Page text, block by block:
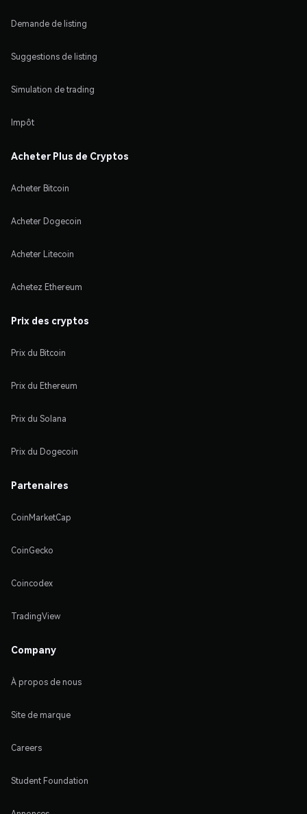
Demande de listing
Suggestions de listing
Simulation de trading
Impôt
Acheter Plus de Cryptos
Acheter Bitcoin
Acheter Dogecoin
Acheter Litecoin
Achetez Ethereum
Prix des cryptos
Prix du Bitcoin
Prix du Ethereum
Prix du Solana
Prix du Dogecoin
Partenaires
CoinMarketCap
CoinGecko
Coincodex
TradingView
Company
À propos de nous
Site de marque
Careers
Student Foundation